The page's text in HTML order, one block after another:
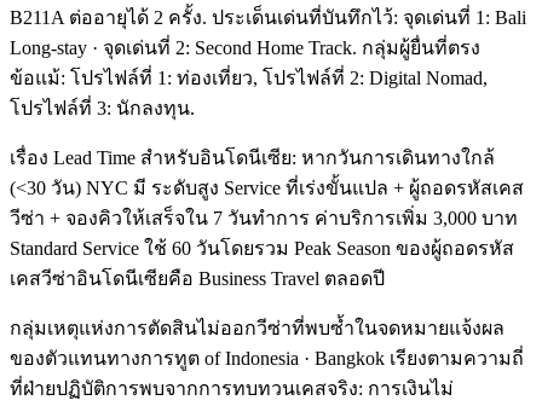
B211A ต่ออายุได้ 2 ครั้ง. ประเด็นเด่นที่บันทึกไว้: จุดเด่นที่ 1: Bali
Long-stay · จุดเด่นที่ 2: Second Home Track. กลุ่มผู้ยื่นที่ตรง
ข้อแม้: โปรไฟล์ที่ 1: ท่องเที่ยว, โปรไฟล์ที่ 2: Digital Nomad,
โปรไฟล์ที่ 3: นักลงทุน.
เรื่อง Lead Time สำหรับอินโดนีเซีย: หากวันการเดินทางใกล้
(<30 วัน) NYC มี ระดับสูง Service ที่เร่งขั้นแปล + ผู้ถอดรหัสเคส
วีซ่า + จองคิวให้เสร็จใน 7 วันทำการ ค่าบริการเพิ่ม 3,000 บาท
Standard Service ใช้ 60 วันโดยรวม Peak Season ของผู้ถอดรหัส
เคสวีซ่าอินโดนีเซียคือ Business Travel ตลอดปี
กลุ่มเหตุแห่งการตัดสินไม่ออกวีซ่าที่พบซ้ำในจดหมายแจ้งผล
ของตัวแทนทางการทูต of Indonesia · Bangkok เรียงตามความถี่
ที่ฝ่ายปฏิบัติการพบจากการทบทวนเคสจริง: การเงินไม่